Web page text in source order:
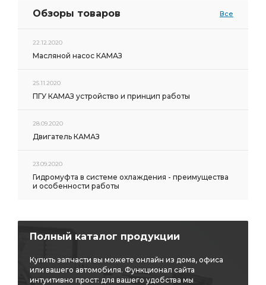
Обзоры товаров Все
22.12.2020
Масляной насос КАМАЗ
25.11.2020
ПГУ КАМАЗ устройство и принцип работы
28.09.2020
Двигатель КАМАЗ
23.09.2020
Гидромуфта в системе охлаждения - преимущества
и особенности работы
Полный каталог продукции
Купить запчасти вы можете онлайн из дома, офиса
или вашего автомобиля. Функционал сайта
интуитивно прост: для вашего удобства мы